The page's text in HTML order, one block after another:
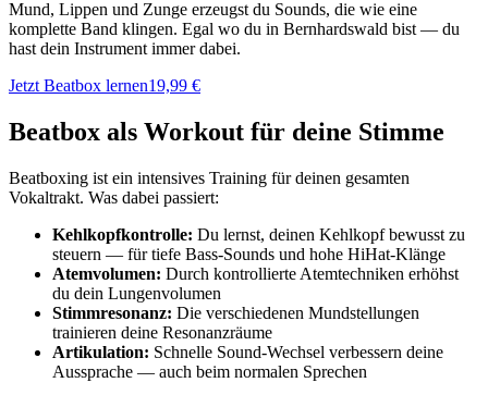
Mund, Lippen und Zunge erzeugst du Sounds, die wie eine
komplette Band klingen. Egal wo du in Bernhardswald bist — du
hast dein Instrument immer dabei.
Jetzt Beatbox lernen19,99 €
Beatbox als Workout für deine Stimme
Beatboxing ist ein intensives Training für deinen gesamten
Vokaltrakt. Was dabei passiert:
Kehlkopfkontrolle: Du lernst, deinen Kehlkopf bewusst zu
steuern — für tiefe Bass-Sounds und hohe HiHat-Klänge
Atemvolumen: Durch kontrollierte Atemtechniken erhöhst
du dein Lungenvolumen
Stimmresonanz: Die verschiedenen Mundstellungen
trainieren deine Resonanzräume
Artikulation: Schnelle Sound-Wechsel verbessern deine
Aussprache — auch beim normalen Sprechen